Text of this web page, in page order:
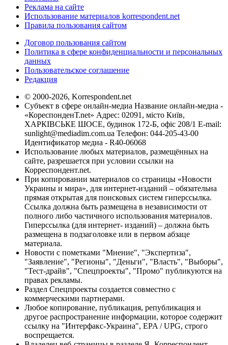
Реклама на сайте
Использование материалов korrespondent.net
Правила пользования сайтом
Договор пользования сайтом
Политика в сфере конфиденциальности и персональных
данных
Пользовательское соглашение
Редакция
© 2000-2026, Korrespondent.net
Субъект в сфере онлайн-медиа Название онлайн-медиа -
«КореспонденТ.net» Адрес: 02091, місто Київ,
ХАРКІВСЬКЕ ШОСЕ, будинок 172-Б, офіс 208/1 E-mail:
sunlight@mediadim.com.ua Телефон: 044-205-43-00
Идентификатор медиа - R40-06068
Использование любых материалов, размещённых на
сайте, разрешается при условии ссылки на
Корреспондент.net.
При копировании материалов со страницы «Новости
Украины и мира», для интернет-изданий – обязательна
прямая открытая для поисковых систем гиперссылка.
Ссылка должна быть размещена в независимости от
полного либо частичного использования материалов.
Гиперссылка (для интернет- изданий) – должна быть
размещена в подзаголовке или в первом абзаце
материала.
Новости с пометками "Мнение", "Экспертиза",
"Заявление", "Регионы", "Деньги", "Власть", "Выборы",
"Тест-драйв", "Спецпроекты", "Промо" публикуются на
правах рекламы.
Раздел Спецпроекты создается совместно с
коммерческими партнерами.
Любое копирование, публикация, републикация и
другое распространение информации, которое содержит
ссылку на "Интерфакс-Украина", EPA / UPG, строго
воспрещается.